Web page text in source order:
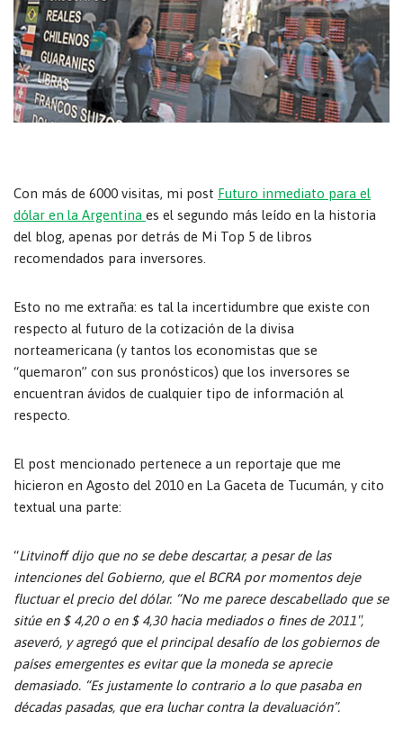
Con más de 6000 visitas, mi post Futuro inmediato para el
dólar en la Argentina es el segundo más leído en la historia
del blog, apenas por detrás de Mi Top 5 de libros
recomendados para inversores.
Esto no me extraña: es tal la incertidumbre que existe con
respecto al futuro de la cotización de la divisa
norteamericana (y tantos los economistas que se
“quemaron” con sus pronósticos) que los inversores se
encuentran ávidos de cualquier tipo de información al
respecto.
El post mencionado pertenece a un reportaje que me
hicieron en Agosto del 2010 en La Gaceta de Tucumán, y cito
textual una parte:
“Litvinoff dijo que no se debe descartar, a pesar de las
intenciones del Gobierno, que el BCRA por momentos deje
fluctuar el precio del dólar. “No me parece descabellado que se
sitúe en $ 4,20 o en $ 4,30 hacia mediados o fines de 2011″,
aseveró, y agregó que el principal desafío de los gobiernos de
países emergentes es evitar que la moneda se aprecie
demasiado. “Es justamente lo contrario a lo que pasaba en
décadas pasadas, que era luchar contra la devaluación”.